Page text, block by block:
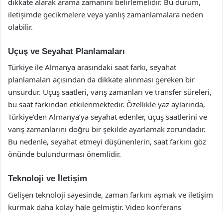
iletişimde gecikmelere veya yanlış zamanlamalara neden
olabilir.
Uçuş ve Seyahat Planlamaları
Türkiye ile Almanya arasındaki saat farkı, seyahat
planlamaları açısından da dikkate alınması gereken bir
unsurdur. Uçuş saatleri, varış zamanları ve transfer süreleri,
bu saat farkından etkilenmektedir. Özellikle yaz aylarında,
Türkiye’den Almanya’ya seyahat edenler, uçuş saatlerini ve
varış zamanlarını doğru bir şekilde ayarlamak zorundadır.
Bu nedenle, seyahat etmeyi düşünenlerin, saat farkını göz
önünde bulundurması önemlidir.
Teknoloji ve İletişim
Gelişen teknoloji sayesinde, zaman farkını aşmak ve iletişim
kurmak daha kolay hale gelmiştir. Video konferans